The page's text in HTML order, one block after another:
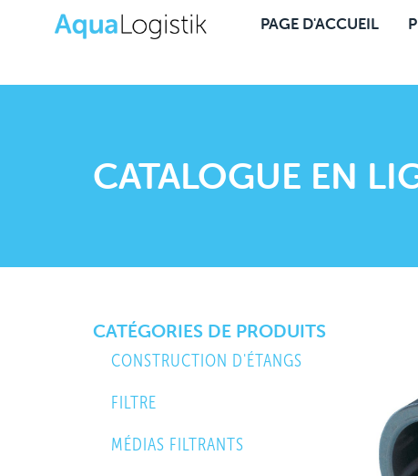
PAGE D'ACCUEIL
CATALOGUE EN
CATÉGORIES DE PRODUITS
CONSTRUCTION D'ÉTANGS
FILTRE
MÉDIAS FILTRANTS